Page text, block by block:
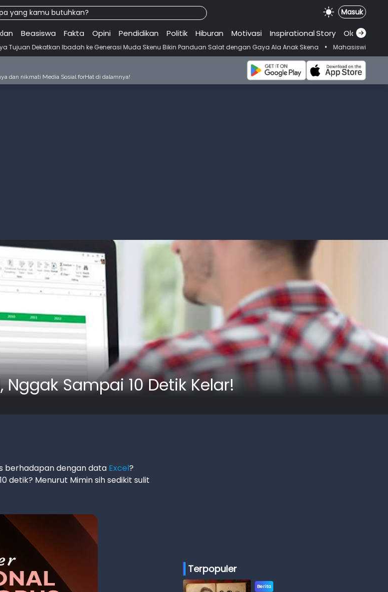
yang kamu butuhkan? Masuk
Beasiswa Fakta Opini Pendidikan Politik Hiburan Motivasi Inspirational.Story Olahraga
Ibadah ke Generasi Muda Skenu Bikin Panduan Salat dengan Gaya Ala Anak Skena • Mahasiswi Prodi FKM-Undana
dan nikmati Media Sosial forHat di dalamnya!
Sampai 10 Detik Kelar!
berhadapan dengan data Excel?
detik? Menurut Mimin sih sedikit sulit
Terpopuler
Berita